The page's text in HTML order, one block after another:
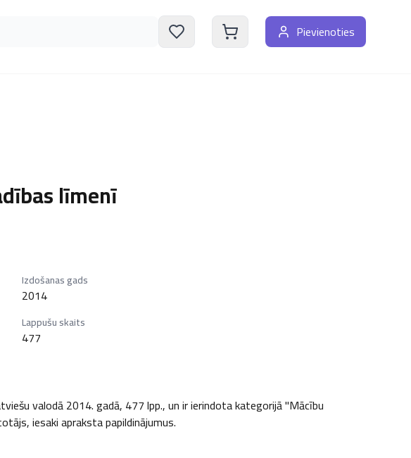
Pievienoties
līmenī
Izdošanas gads
2014
Lappušu skaits
477
valodā 2014. gadā, 477 lpp., un ir ierindota kategorijā "Mācību
iesaki apraksta papildinājumus.